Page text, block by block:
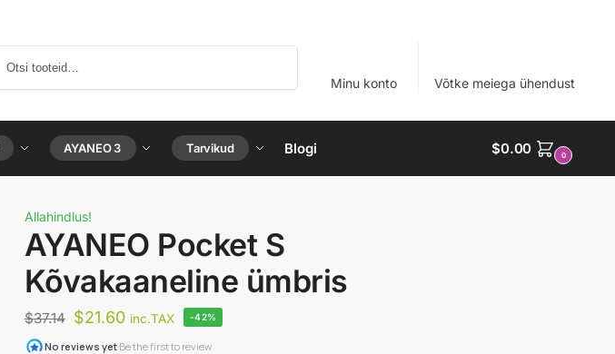
Minu konto Võtke meiega ühendust
AYANEO 3 Tarvikud Blogi $0.00 0
Allahindlus!
AYANEO Pocket S
Kõvakaaneline ümbris
$37.14 $21.60 inc.TAX -42%